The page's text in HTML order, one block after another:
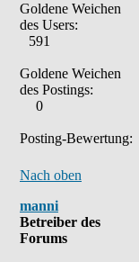
Goldene Weichen
des Users:
591
Goldene Weichen
des Postings:
0
Posting-Bewertung:
Nach oben
manni
Betreiber des
Forums